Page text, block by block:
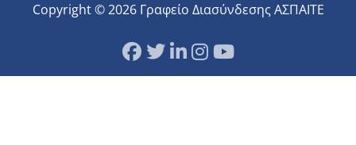
Copyright © 2026 Γραφείο Διασύνδεσης ΑΣΠΑΙΤΕ